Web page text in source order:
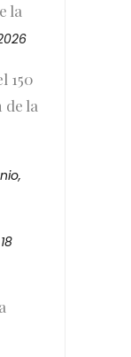
la
150
de la
18